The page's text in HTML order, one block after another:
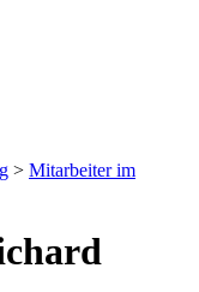
> Mitarbeiter im